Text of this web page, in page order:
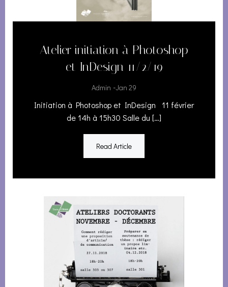
Atelier initiation à Photoshop
et InDesign 11/2/19
Admin -Jan 29
Initiation à Photoshop et InDesign 11 février
de 14h à 15h30 Salle du […]
Read Article